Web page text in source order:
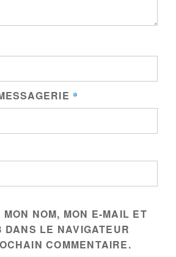
*
NOM, MON E-MAIL ET
DANS LE NAVIGATEUR
COMMENTAIRE.